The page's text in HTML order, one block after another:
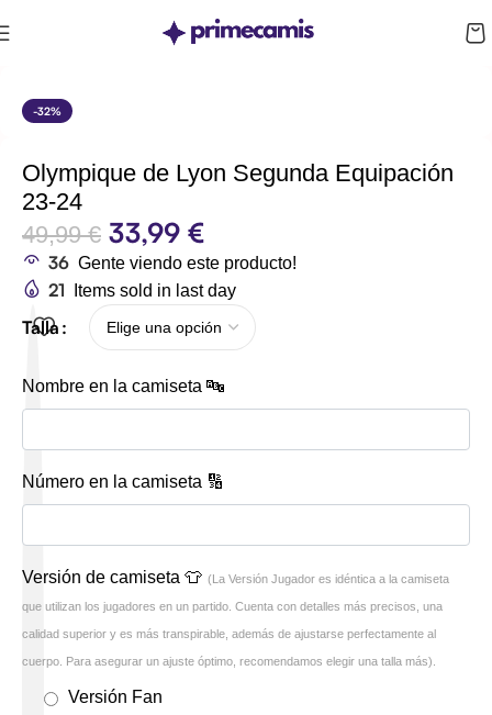
-32%
Olympique de Lyon Segunda Equipación
23-24
49,99€ 33,99 €
36 Gente viendo este producto!
21 Items sold in last day
Talla
Nombre en la camiseta 🔤
Número en la camiseta 🔢
Versión de camiseta 👕 (La Versión Jugador es idéntica a la camiseta
que utilizan los jugadores en un partido. Cuenta con detalles más precisos, una
calidad superior y es más transpirable, además de ajustarse perfectamente al
cuerpo. Para asegurar un ajuste óptimo, recomendamos elegir una talla más).
Versión Fan